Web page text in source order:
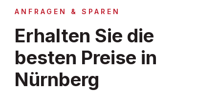
ANFRAGEN & SPAREN
Erhalten Sie die
besten Preise in
Nürnberg